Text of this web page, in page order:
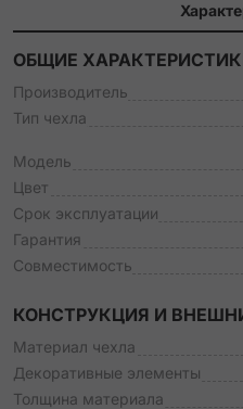
ОБЩИЕ
Производитель
Тип чехла
Модель
Цвет
Срок эксплуатации
Гарантия
Совместимость
КОНСТРУКЦИЯ И
Материал чехла
Декоративные элементы
Толщина материала